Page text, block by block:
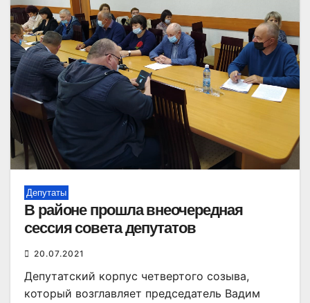
Депутаты
В районе прошла внеочередная
сессия совета депутатов
20.07.2021
Депутатский корпус четвертого созыва,
который возглавляет председатель Вадим